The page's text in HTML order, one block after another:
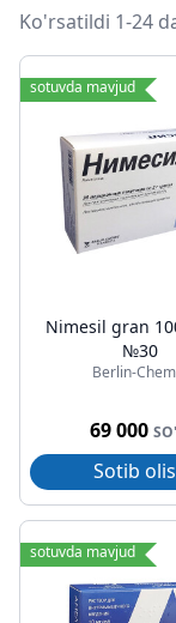
Ko'rsatildi 1-24
Yallig'lanishga
sotuvda mavjud
Nimesil gran
№30
Berlin-
69 000
Sotib
sotuvda mavjud